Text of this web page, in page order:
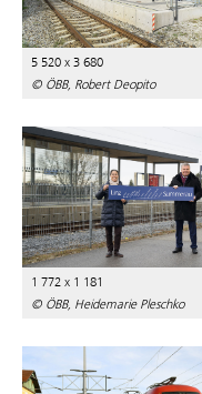
5 520 x 3 680
© ÖBB, Robert Deopito
1 772 x 1 181
© ÖBB, Heidemarie Pleschko